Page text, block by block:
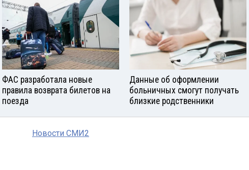
ФАС разработала новые
правила возврата билетов на
поезда
Данные об оформлении
больничных смогут получать
близкие родственники
Новости СМИ2